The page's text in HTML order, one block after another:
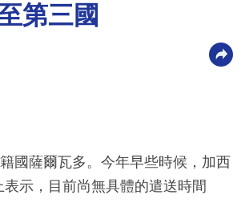
第三國
國薩爾瓦多。今年早些時候，加西
示，目前尚無具體的遣送時間